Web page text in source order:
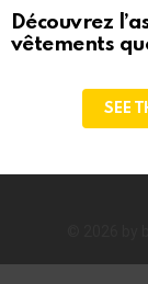
Découvrez
vêtements
SEE